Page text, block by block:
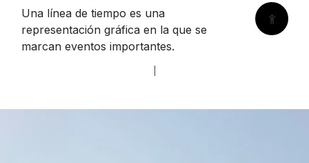
Una línea de tiempo es una
representación gráfica en la que se
marcan eventos importantes.